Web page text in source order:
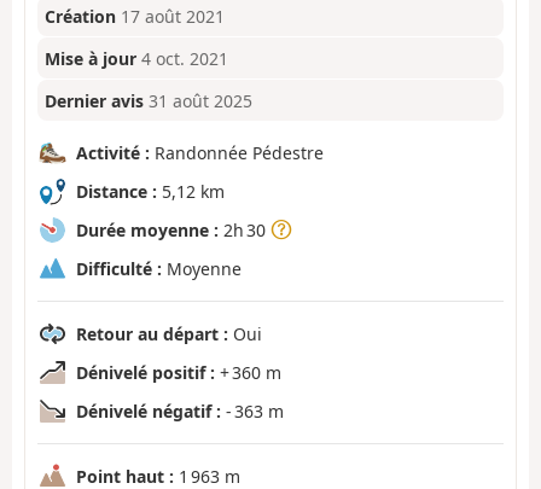
Création 17 août 2021
Mise à jour 4 oct. 2021
Dernier avis 31 août 2025
Activité : Randonnée Pédestre
Distance : 5,12 km
Durée moyenne : 2h 30
Difficulté : Moyenne
Retour au départ : Oui
Dénivelé positif : + 360 m
Dénivelé négatif : - 363 m
Point haut : 1 963 m